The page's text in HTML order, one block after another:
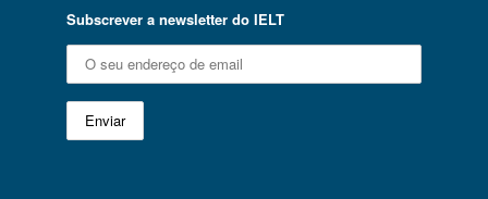
Subscrever a newsletter do IELT